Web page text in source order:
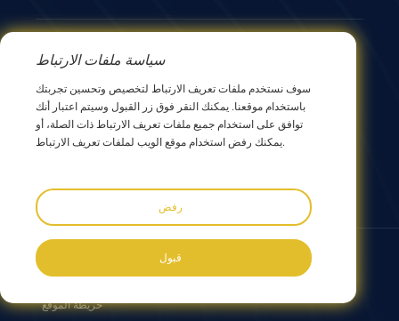
اتصل بنا
المبنى الثاني عشر، رقم 9 طريق شينغ يانغ، ووشي 214082،
جيانجسو، الصين
0086 510 8580 8562
0086 152 5144 1199
خريطة الموقع
سياسة ملفات الارتباط
سوف نستخدم ملفات تعريف الارتباط لتخصيص وتحسين تجربتك
باستخدام موقعنا. يمكنك النقر فوق زر القبول وسيتم اعتبار أنك
توافق على استخدام جميع ملفات تعريف الارتباط ذات الصلة، أو
يمكنك رفض استخدام موقع الويب لملفات تعريف الارتباط.
رفض
قبول